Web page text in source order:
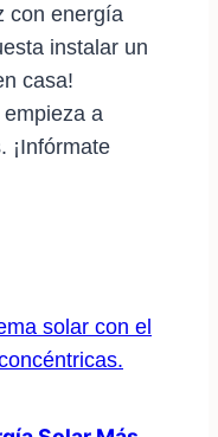
con energía
instalar un
casa!
a
¡Infórmate